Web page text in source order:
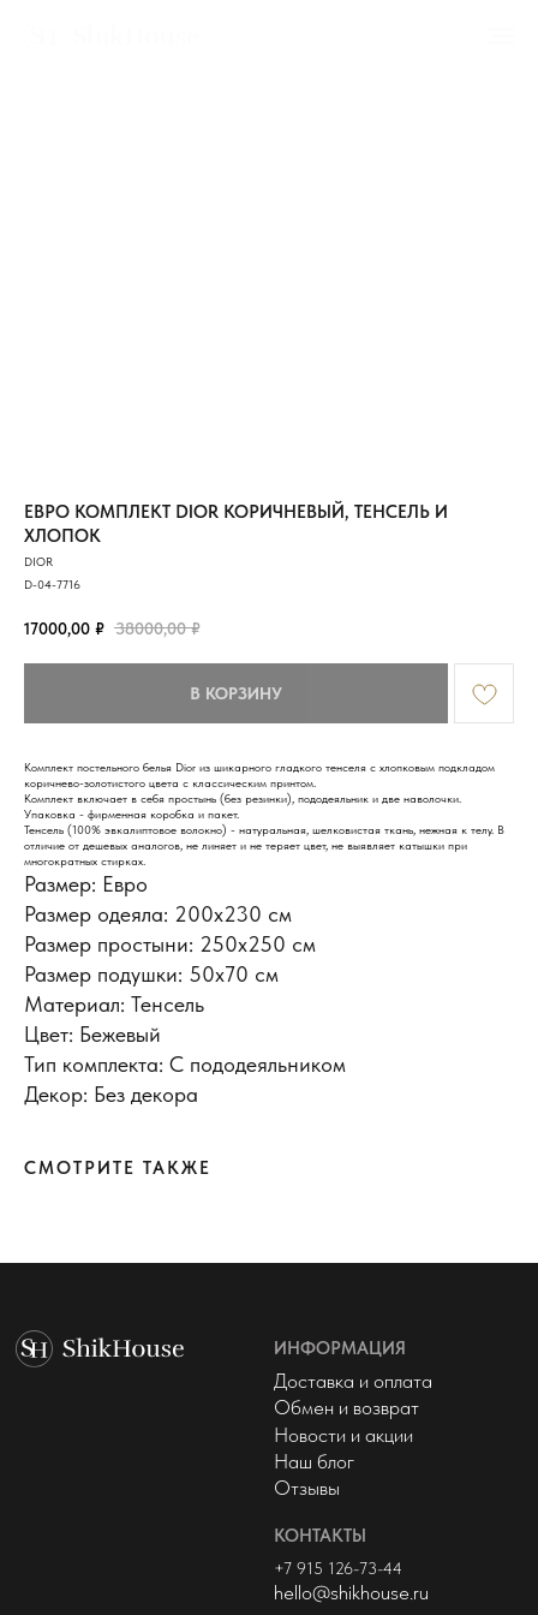
ЕВРО КОМПЛЕКТ DIOR КОРИЧНЕВЫЙ, ТЕНСЕЛЬ И
ХЛОПОК
DIOR
D-04-7716
17000,00 ₽ 38000,00 ₽
В КОРЗИНУ
Комплект постельного белья Dior из шикарного гладкого тенселя с хлопковым подкладом
коричнево-золотистого цвета с классическим принтом.
Комплект включает в себя простынь (без резинки), пододеяльник и две наволочки.
Упаковка - фирменная коробка и пакет.
Тенсель (100% эвкалиптовое волокно) - натуральная, шелковистая ткань, нежная к телу. В
отличие от дешевых аналогов, не линяет и не теряет цвет, не выявляет катышки при
многократных стирках.
Размер: Евро
Размер одеяла: 200х230 см
Размер простыни: 250х250 см
Размер подушки: 50x70 см
Материал: Тенсель
Цвет: Бежевый
Тип комплекта: С пододеяльником
Декор: Без декора
СМОТРИТЕ ТАКЖЕ
КОНТАКТЫ
Доставка и оплата
Обмен и возврат
ИНФОРМАЦИЯ
Отзывы